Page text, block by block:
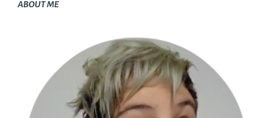
ABOUT ME